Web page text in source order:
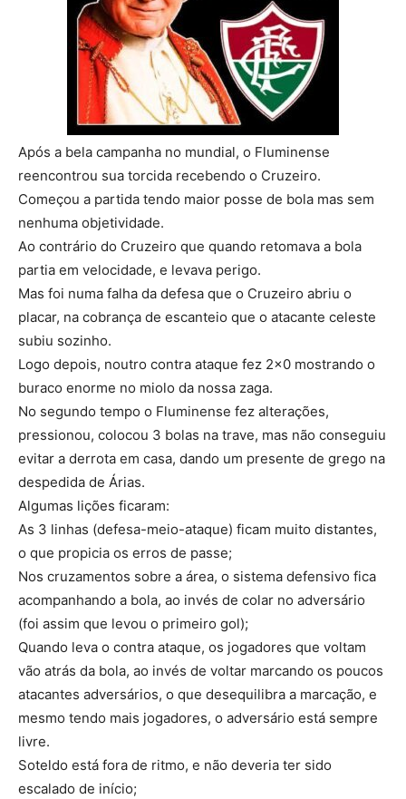
Após a bela campanha no mundial, o Fluminense
reencontrou sua torcida recebendo o Cruzeiro.
Começou a partida tendo maior posse de bola mas sem
nenhuma objetividade.
Ao contrário do Cruzeiro que quando retomava a bola
partia em velocidade, e levava perigo.
Mas foi numa falha da defesa que o Cruzeiro abriu o
placar, na cobrança de escanteio que o atacante celeste
subiu sozinho.
Logo depois, noutro contra ataque fez 2×0 mostrando o
buraco enorme no miolo da nossa zaga.
No segundo tempo o Fluminense fez alterações,
pressionou, colocou 3 bolas na trave, mas não conseguiu
evitar a derrota em casa, dando um presente de grego na
despedida de Árias.
Algumas lições ficaram:
As 3 linhas (defesa-meio-ataque) ficam muito distantes,
o que propicia os erros de passe;
Nos cruzamentos sobre a área, o sistema defensivo fica
acompanhando a bola, ao invés de colar no adversário
(foi assim que levou o primeiro gol);
Quando leva o contra ataque, os jogadores que voltam
vão atrás da bola, ao invés de voltar marcando os poucos
atacantes adversários, o que desequilibra a marcação, e
mesmo tendo mais jogadores, o adversário está sempre
livre.
Soteldo está fora de ritmo, e não deveria ter sido
escalado de início;